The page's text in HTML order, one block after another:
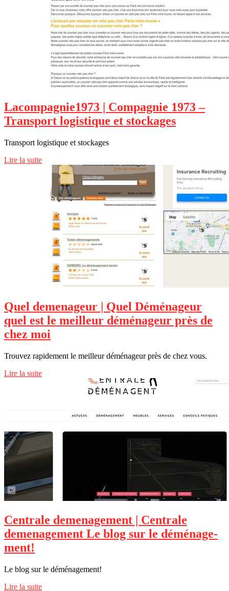
Lacompagnie1973 | Compagnie 1973 –
Transport logistique et stockages
Transport logistique et stockages
Lire la suite
Quel demenageur | Quel Déménageur
quel est le meilleur déménageur près de
chez moi
Trouvez rapidement le meilleur déménageur près de chez vous.
Lire la suite
Centrale demenage­ment | Centrale
demenage­ment Le blog sur le déménage­
ment!
Le blog sur le déménagement!
Lire la suite